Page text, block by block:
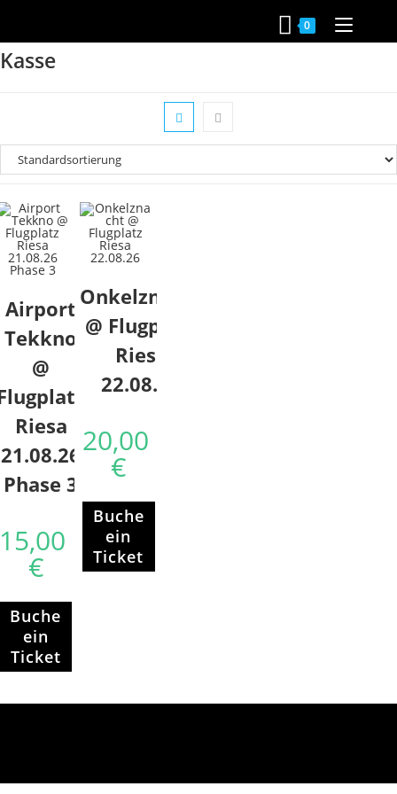
springen
0
Kasse
Airport
Tekkno
@
Riesa
21.08.26
Phase 3
15,00
€
Buche
ein
Ticket
Onkelznacht
@ Flugplatz
Riesa
22.08.26
20,00
€
Buche
ein
Ticket